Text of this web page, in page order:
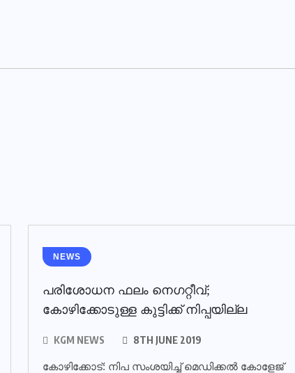
NEWS
പരിശോധന ഫലം നെഗറ്റീവ്;
കോഴിക്കോടുള്ള കുട്ടിക്ക് നിപ്പയില്ല
KGM NEWS 8TH JUNE 2019
കോഴിക്കോട്: നിപ സംശയിച്ച് മെഡിക്കല്‍ കോളേജ്